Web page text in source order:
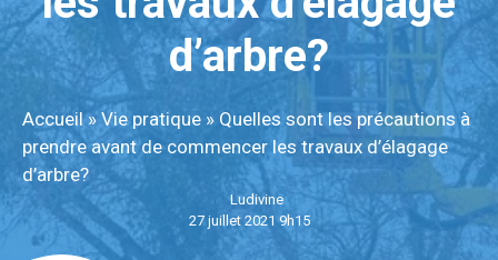
d’arbre?
Accueil»Vie pratique » Quelles sont les précautions à
prendre avant de commencer les travaux d’élagage
d’arbre?
Ludivine
27 juillet 2021 9h15